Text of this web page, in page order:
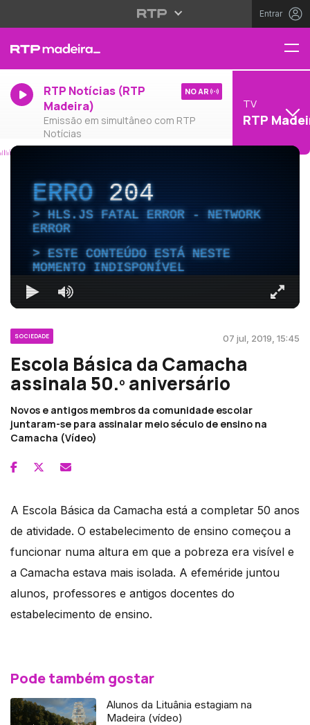
Entrar
RTP Notícias (RTP
Madeira)
Emissão em simultâneo com RTP
Notícias
NO AR
TV
RTP
ERRO204
HLS.JS FATAL ERROR - NETWORK
ERROR
ESTE CONTEÚDO ESTÁ NESTE
MOMENTO INDISPONÍVEL
SOCIEDADE 07 jul, 2019, 15:45
Escola Básica da Camacha
assinala 50.º aniversário
Novos e antigos membros da comunidade escolar
juntaram-se para assinalar meio século de ensino na
Camacha (Vídeo)
A Escola Básica da Camacha está a completar 50 anos
de atividade. O estabelecimento de ensino começou a
funcionar numa altura em que a pobreza era visível e
a Camacha estava mais isolada. A efeméride juntou
alunos, professores e antigos docentes do
estabelecimento de ensino.
Pode também gostar
Alunos da Lituânia estagiam na
Madeira (vídeo)